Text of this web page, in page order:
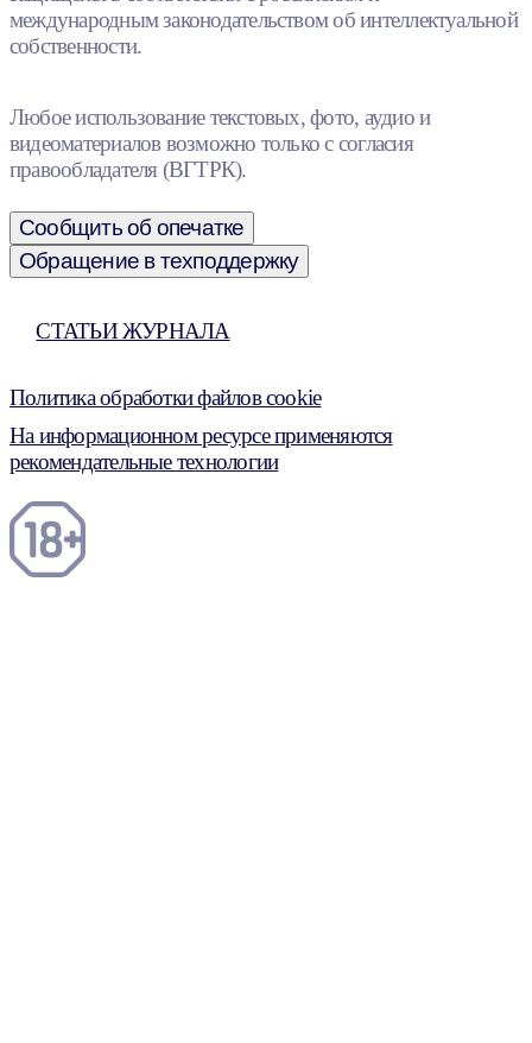
международным законодательством об интеллектуальной
собственности.
Любое использование текстовых, фото, аудио и
видеоматериалов возможно только с согласия
правообладателя (ВГТРК).
Сообщить об опечатке
Обращение в техподдержку
СТАТЬИ ЖУРНАЛА
Политика обработки файлов cookie
На информационном ресурсе применяются
рекомендательные технологии